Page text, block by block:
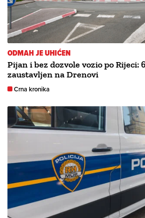
ODMAH JE UHIĆEN
Pijan i bez dozvole vozio po Rijeci:
zaustavljen na Drenovi
Crna kronika